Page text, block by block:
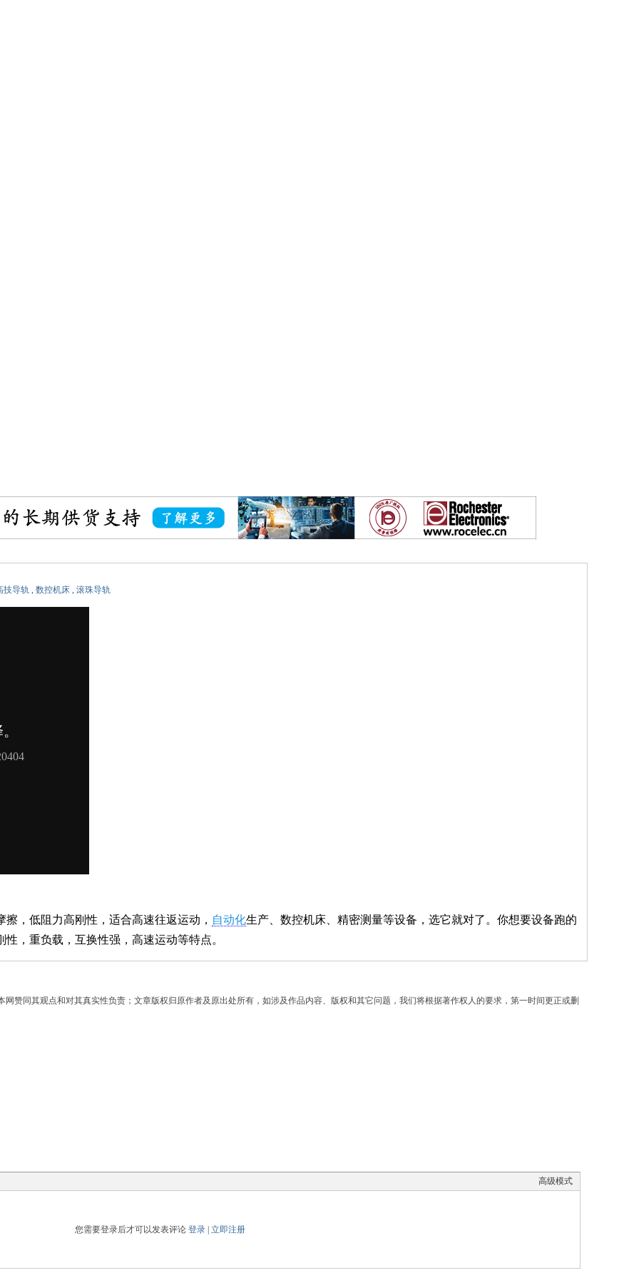
技导轨 , 数控机床 , 滚珠导轨
，低阻力高刚性，适合高速往返运动， 自动化生产、数控机床、精密测量等设备，选它就对了。你想要设备跑的
，重负载，互换性强，高速运动等特点。
赞同其观点和对其真实性负责；文章版权归原作者及原出处所有，如涉及作品内容、版权和其它问题，我们将根据著作权人的要求，第一时间更正或删
高级模式
您需要登录后才可以发表评论 登录| 立即注册